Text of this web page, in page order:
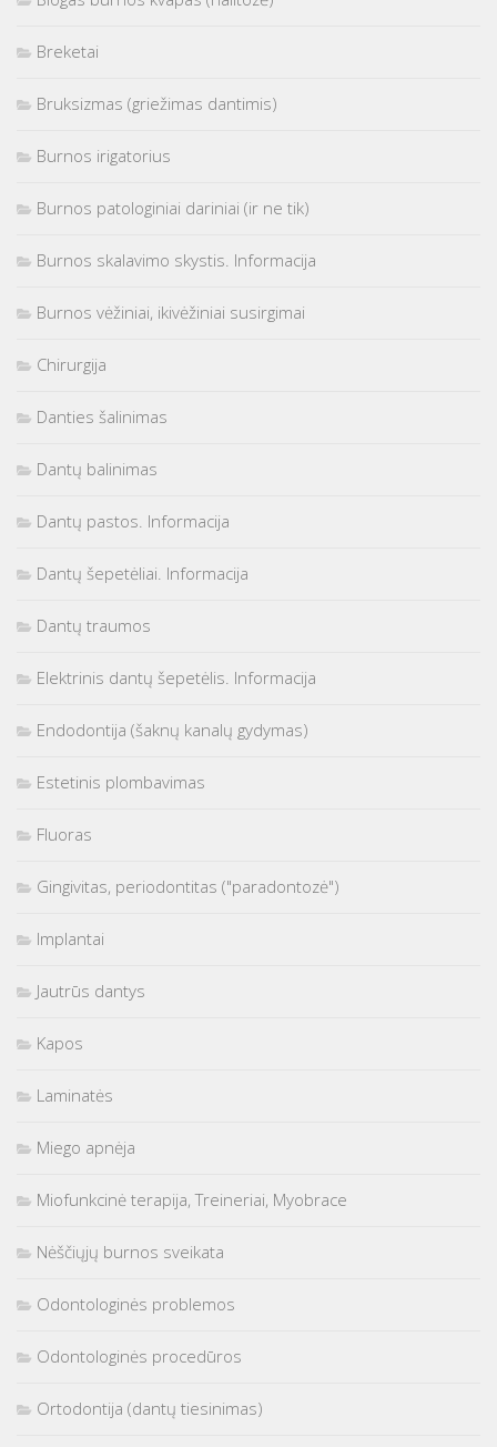
Breketai
Bruksizmas (griežimas dantimis)
Burnos irigatorius
Burnos patologiniai dariniai (ir ne tik)
Burnos skalavimo skystis. Informacija
Burnos vėžiniai, ikivėžiniai susirgimai
Chirurgija
Danties šalinimas
Dantų balinimas
Dantų pastos. Informacija
Dantų šepetėliai. Informacija
Dantų traumos
Elektrinis dantų šepetėlis. Informacija
Endodontija (šaknų kanalų gydymas)
Estetinis plombavimas
Fluoras
Gingivitas, periodontitas ("paradontozė")
Implantai
Jautrūs dantys
Kapos
Laminatės
Miego apnėja
Miofunkcinė terapija, Treineriai, Myobrace
Nėščiųjų burnos sveikata
Odontologinės problemos
Odontologinės procedūros
Ortodontija (dantų tiesinimas)